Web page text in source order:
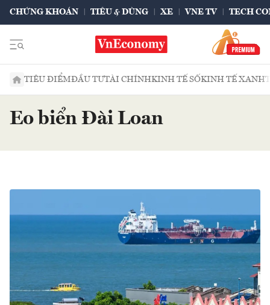
CHỨNG KHOÁN TIÊU & DÙNG XE VNE TV TECH
TIÊU ĐIỂMĐẦU TƯTÀI CHÍNHKINH TẾ SỐKINH TẾ XANH
Eo biển Đài Loan